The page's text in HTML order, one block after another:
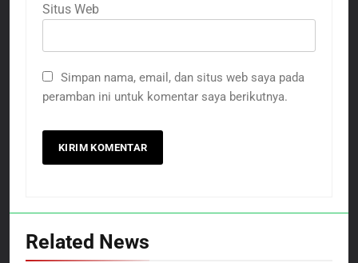
Situs Web
Simpan nama, email, dan situs web saya pada
peramban ini untuk komentar saya berikutnya.
Related News